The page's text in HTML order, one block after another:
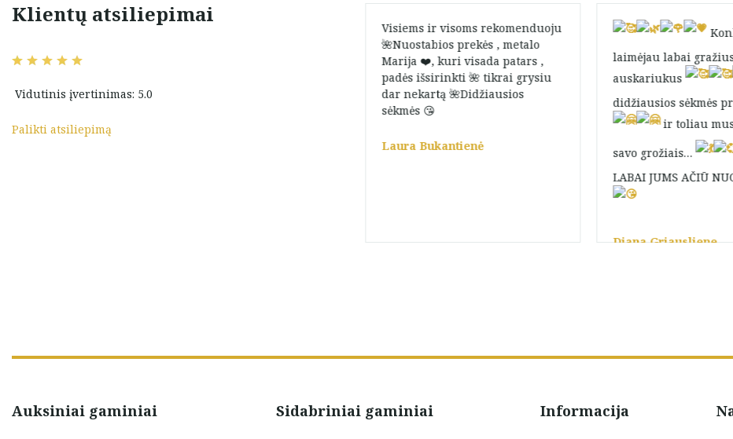
Klientų atsiliepimai
Vidutinis įvertinimas: 5.0
Palikti atsiliepimą
Visiems ir visoms rekomenduoju
🌺Nuostabios prekės , metalo
Marija ❤️, kuri visada patars ,
padės išsirinkti 🌺 tikrai grysiu
dar nekartą 🌺Didžiausios
sėkmės 😘
Laura Bukantienė
laimėjau labai
auskariukus
didžiausios sėkmės
ir toliau
savo grožiais…
LABAI JUMS AČIŪ
Diana Griausliene
Auksiniai gaminiai Sidabriniai gaminiai Informacija